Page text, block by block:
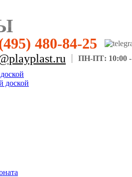
480-84-25
ПН-ПТ: 10:00 -
доской